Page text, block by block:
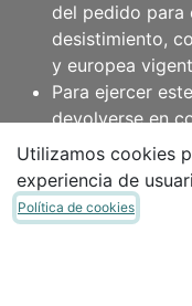
del pedido para
desistimiento,
y europea
Para ejercer
devolverse en
3. Productos
devolución
No se admitirán
Utilizamos cookies
experiencia de
Política de cookies